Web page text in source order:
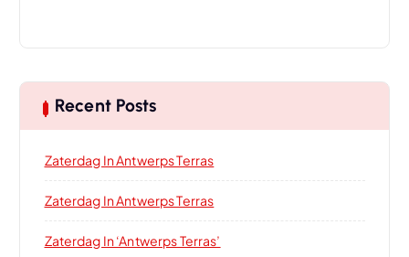
Recent Posts
Zaterdag In Antwerps Terras
Zaterdag In Antwerps Terras
Zaterdag In ‘Antwerps Terras’